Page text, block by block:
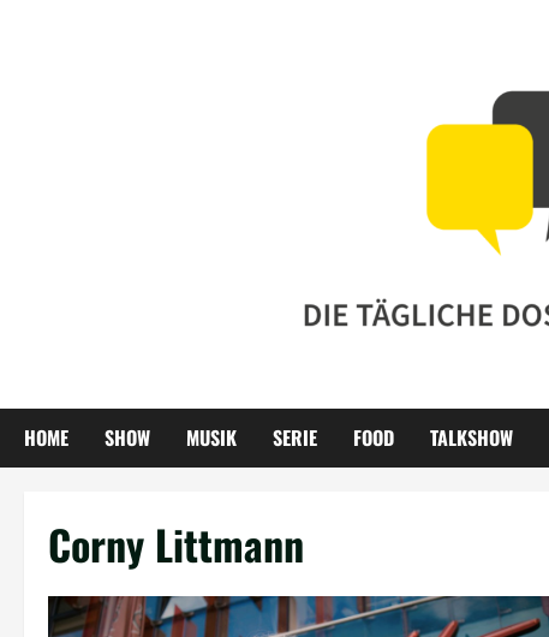
HOME SHOW MUSIK SERIE FOOD TALKSHOW
Corny Littmann